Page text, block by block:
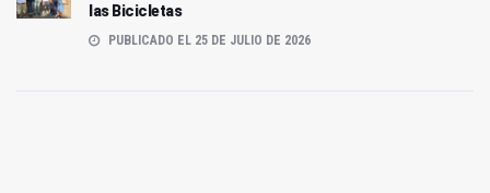
las Bicicletas
PUBLICADO EL 25 DE JULIO DE 2026